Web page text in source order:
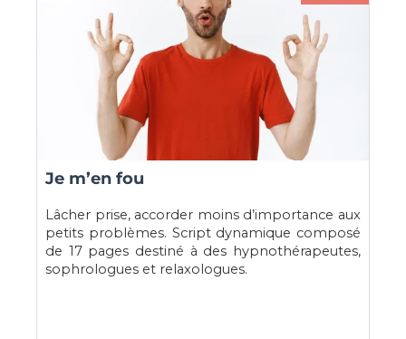
Je m’en fou
Lâcher prise, accorder moins d’importance aux
petits problèmes. Script dynamique composé
de 17 pages destiné à des hypnothérapeutes,
sophrologues et relaxologues.